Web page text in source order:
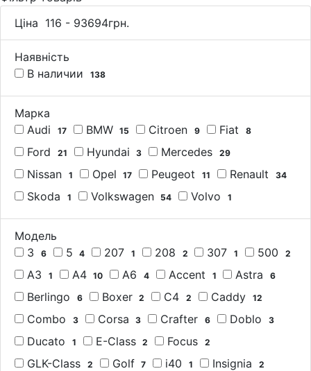
Ціна 116 - 93694грн.
Наявність
В наличии
138
Марка
Audi
17 BMW 15 Citroen 9 Fiat 8
Ford 21 Hyundai 3 Mercedes 29
Nissan 1 Opel 17 Peugeot 11 Renault 34
Skoda 1 Volkswagen 54 Volvo 1
Модель
3
6 5 4 207 1 208 2 307 1 500 2
A3 1 A4 10 A6 4 Accent 1 Astra 6
Berlingo 6 Boxer 2 C4 2 Caddy 12
Combo 3 Corsa 3 Crafter 6 Doblo 3
Ducato 1 E-Class 2 Focus 2
GLK-Class 2 Golf 7 i40 1 Insignia 2